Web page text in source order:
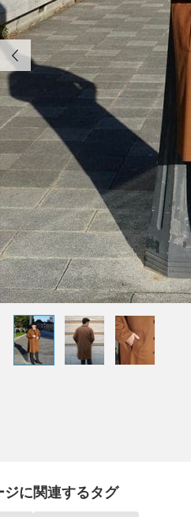
ジに関連するタグ